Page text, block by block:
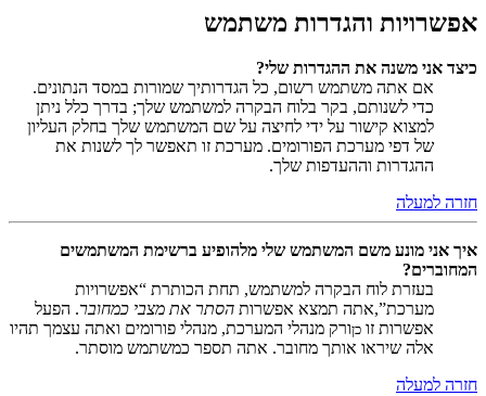
אפשרויות והגדרות משתמש
כיצד אני משנה את ההגדרות שלי?
אם אתה משתמש רשום, כל הגדרותיך שמורות במסד הנתונים.
כדי לשנותם, בקר בלוח הבקרה למשתמש שלך; בדרך כלל ניתן
למצוא קישור על ידי לחיצה על שם המשתמש שלך בחלק העליון
של דפי מערכת הפורומים. מערכת זו תאפשר לך לשנות את
ההגדרות וההעדפות שלך.
חזרה למעלה
איך אני מונע משם המשתמש שלי מלהופיע ברשימת המשתמשים
המחוברים?
בעזרת לוח הבקרה למשתמש, תחת הכותרת “אפשרויות
מערכת”,אתה תמצא אפשרות הסתר את מצבי כמחובר. הפעל
אפשרות זו כןורק מנהלי המערכת, מנהלי פורומים ואתה עצמך תהיו
אלה שיראו אותך מחובר. אתה תספר כמשתמש מוסתר.
חזרה למעלה